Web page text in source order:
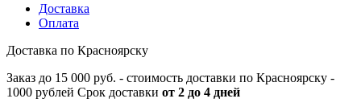
Доставка
Оплата
Доставка по Красноярску
Заказ до 15 000 руб. - стоимость доставки по Красноярску -
1000 рублей Срок доставки от 2 до 4 дней